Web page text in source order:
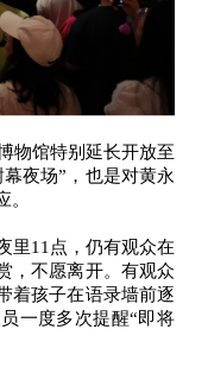
馆特别延长开放至
夜场”，也是对黄永
。
11点，仍有观众在
，不愿离开。有观众
着孩子在语录墙前逐
一度多次提醒“即将